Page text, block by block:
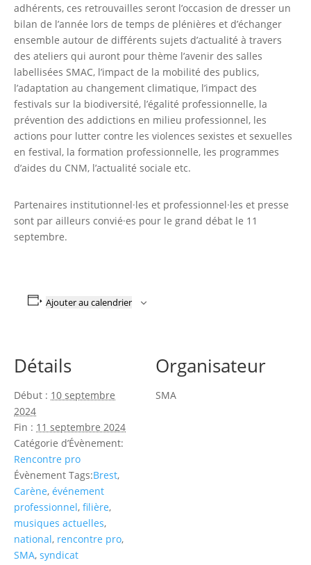
adhérents, ces retrouvailles seront l’occasion de dresser un
bilan de l’année lors de temps de plénières et d’échanger
ensemble autour de différents sujets d’actualité à travers
des ateliers qui auront pour thème l’avenir des salles
labellisées SMAC, l’impact de la mobilité des publics,
l’adaptation au changement climatique, l’impact des
festivals sur la biodiversité, l’égalité professionnelle, la
prévention des addictions en milieu professionnel, les
actions pour lutter contre les violences sexistes et sexuelles
en festival, la formation professionnelle, les programmes
d’aides du CNM, l’actualité sociale etc.
Partenaires institutionnel·les et professionnel·les et presse
sont par ailleurs convié·es pour le grand débat le 11
septembre.
Ajouter au calendrier
Détails
Début : 10 septembre
2024
Fin : 11 septembre 2024
Catégorie d’Évènement:
Rencontre pro
Évènement Tags:Brest,
Carène, événement
professionnel, filière,
musiques actuelles,
national, rencontre pro,
SMA, syndicat
Organisateur
SMA